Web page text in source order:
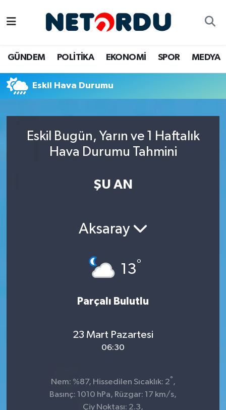
GÜNDEM POLİTİKA EKONOMİ SPOR MEDYA
Eskil Hava Durumu
Eskil Bugün, Yarın ve 1 Haftalık
Hava Durumu Tahmini
ŞU AN
Aksaray
13°
Parçalı Bulutlu
23 Mart Pazartesi
06:30
Nem: %87, Hissedilen Sıcaklık: 2° ,
Basınç: 1010 hPa, Rüzgar: 17 km/s,
Çiy Noktası: 2.3,
DÜNYA
EĞİTİM
EKONOMİ
POLİTİKA
Namaz Vakitleri
Trafik Durumu
Süper Lig Puan Durumu ve Fikstür
Son Dakika Haberleri